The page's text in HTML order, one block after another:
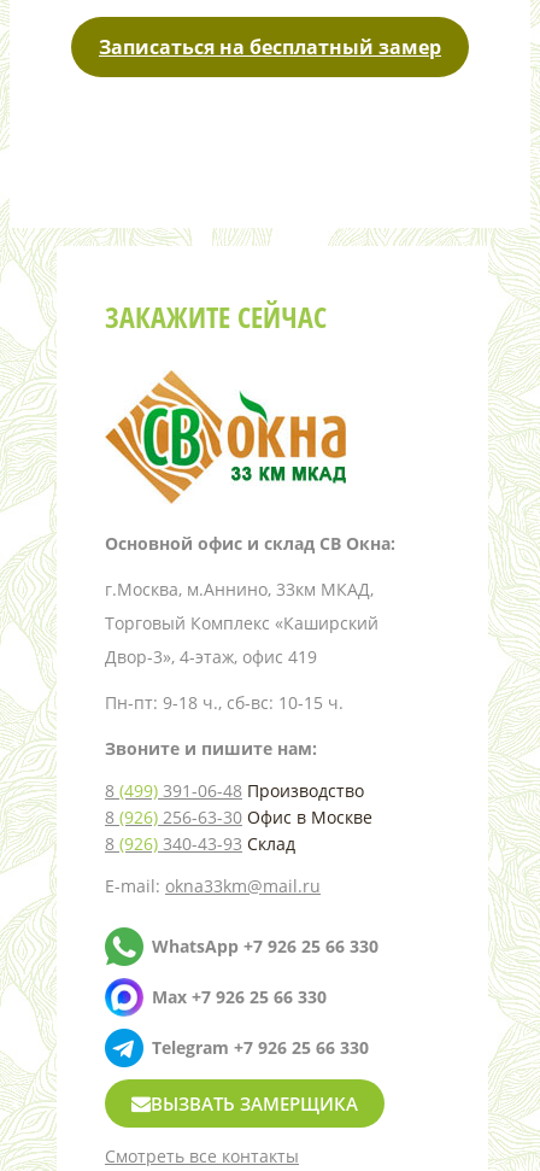
Записаться на бесплатный замер
ЗАКАЖИТЕ СЕЙЧАС
Основной офис и склад СВ Окна:
г.Москва, м.Аннино, 33км МКАД,
Торговый Комплекс «Каширский
Двор-3», 4-этаж, офис 419
Пн-пт: 9-18 ч., сб-вс: 10-15 ч.
Звоните и пишите нам:
8 (499) 391-06-48 Производство
8 (926) 256-63-30 Офис в Москве
8 (926) 340-43-93 Склад
E-mail: okna33km@mail.ru
WhatsApp +7 926 25 66 330
Max +7 926 25 66 330
Telegram +7 926 25 66 330
ВЫЗВАТЬ ЗАМЕРЩИКА
Смотреть все контакты